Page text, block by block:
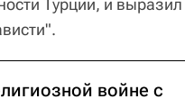
войне с